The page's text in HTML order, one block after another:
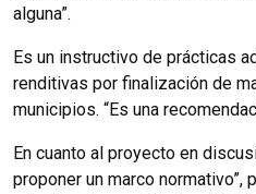
alguna”.
Es un instructivo de prácticas
renditivas por finalización de
municipios. “Es una
En cuanto al proyecto en
proponer un marco normativo”,